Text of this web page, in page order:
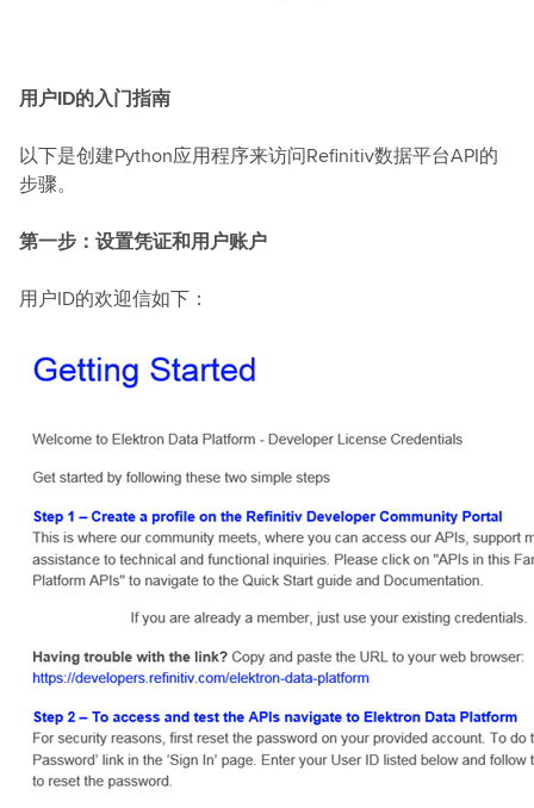
用户ID的入门指南
以下是创建Python应用程序来访问Refinitiv数据平台API的
步骤。
第一步：设置凭证和用户账户
用户ID的欢迎信如下：